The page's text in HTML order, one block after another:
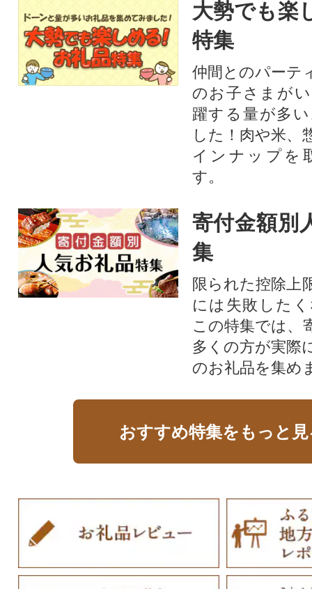
大勢でも楽
特集
仲間とのパーテ
のお子さまが
躍する量が多
した！肉や米、
インナップを
す。
寄付金額別
集
限られた控除上
には失敗した
この特集では、
多くの方が実際
のお礼品を集め
おすすめ特集をもっと